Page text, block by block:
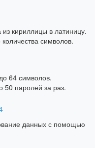
кириллицы в латиницу.
символов.
64 символов.
50 паролей за раз.
данных с помощью